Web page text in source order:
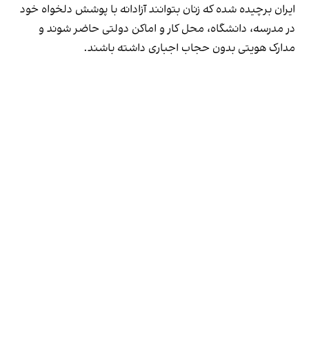
ایران برچیده شده که زنان بتوانند آزادانه با پوشش دلخواه خود
در مدرسه، دانشگاه، محل کار و اماکن دولتی حاضر شوند و
مدارک هویتی بدون حجاب اجباری داشته باشند.